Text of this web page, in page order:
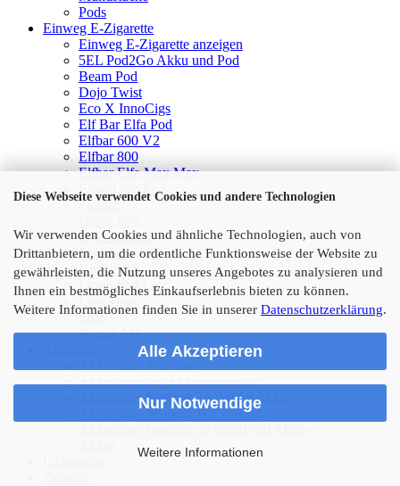
Diese Webseite verwendet Cookies und andere Technologien
Wir verwenden Cookies und ähnliche Technologien, auch von
Drittanbietern, um die ordentliche Funktionsweise der Website zu
gewährleisten, die Nutzung unseres Angebotes zu analysieren und
Ihnen ein bestmögliches Einkaufserlebnis bieten zu können.
Weitere Informationen finden Sie in unserer Datenschutzerklärung.
Alle Akzeptieren
Nur Notwendige
Weitere Informationen
Pods
Einweg E-Zigarette
Einweg E-Zigarette anzeigen
5EL Pod2Go Akku und Pod
Beam Pod
Dojo Twist
Eco X InnoCigs
Elf Bar Elfa Pod
Elfbar 600 V2
Elfbar 800
Elfbar Elfa Max Max
Expod Pro Pod
Flerbar
IVG Air Pod
IVG Bar
Kirschlolli
Linvo Pod Lite
Lost Mary
SKE
Wenax M1
Akkuträger mit Akku eingebaut
Akkuträger benötigt 2 x 18650 Akkus
Akkuträger benötigt 18650 Akku